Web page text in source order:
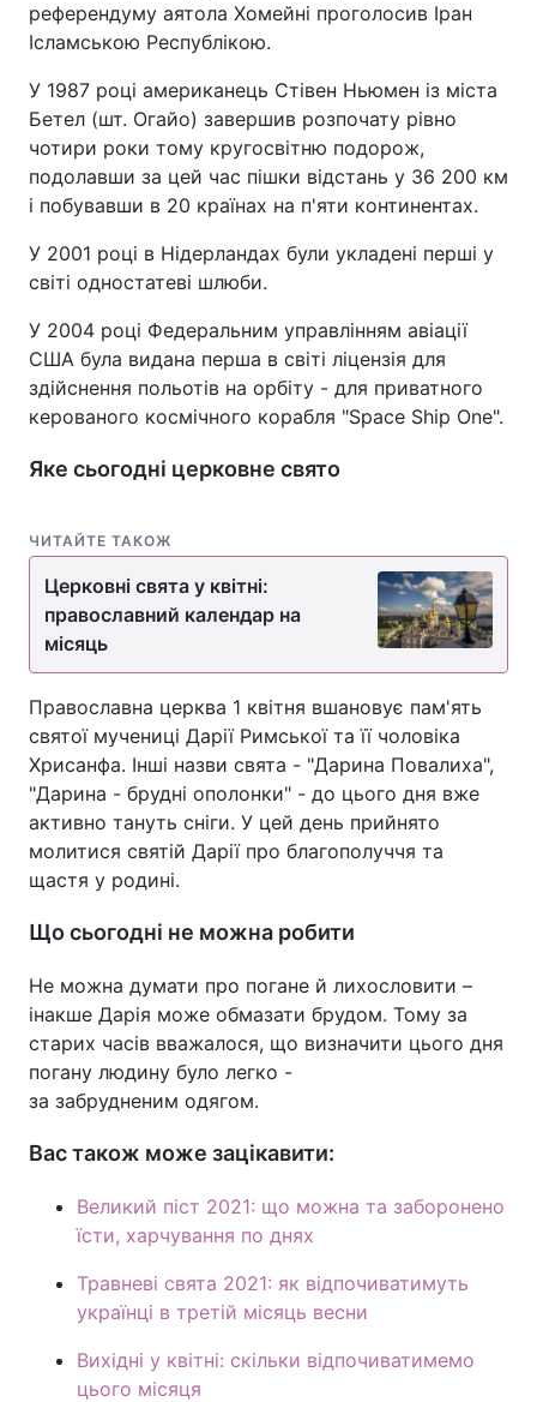
референдуму аятола Хомейні проголосив Іран
Ісламською Республікою.
У 1987 році американець Стівен Ньюмен із міста
Бетел (шт. Огайо) завершив розпочату рівно
чотири роки тому кругосвітню подорож,
подолавши за цей час пішки відстань у 36 200 км
і побувавши в 20 країнах на п'яти континентах.
У 2001 році в Нідерландах були укладені перші у
світі одностатеві шлюби.
У 2004 році Федеральним управлінням авіації
США була видана перша в світі ліцензія для
здійснення польотів на орбіту - для приватного
керованого космічного корабля "Space Ship One".
Яке сьогодні церковне свято
ЧИТАЙТЕ ТАКОЖ
Церковні свята у квітні:
православний календар на
місяць
Православна церква 1 квітня вшановує пам'ять
святої мучениці Дарії Римської та її чоловіка
Хрисанфа. Інші назви свята - "Дарина Повалиха",
"Дарина - брудні ополонки" - до цього дня вже
активно тануть сніги. У цей день прийнято
молитися святій Дарії про благополуччя та
щастя у родині.
Що сьогодні не можна робити
Не можна думати про погане й лихословити –
інакше Дарія може обмазати брудом. Тому за
старих часів вважалося, що визначити цього дня
погану людину було легко -
за забрудненим одягом.
Вас також може зацікавити:
Великий піст 2021: що можна та заборонено
їсти, харчування по днях
Травневі свята 2021: як відпочиватимуть
українці в третій місяць весни
Вихідні у квітні: скільки відпочиватимемо
цього місяця